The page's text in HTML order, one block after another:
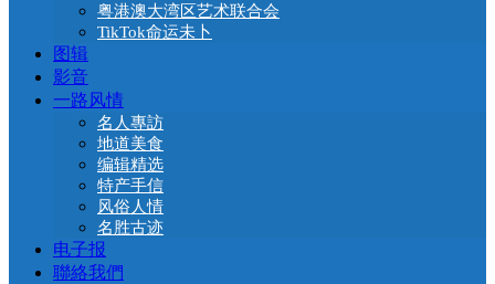
粤港澳大湾区艺术联合会
TikTok命运未卜
图辑
影音
一路风情
名人專訪
地道美食
编辑精选
特产手信
风俗人情
名胜古迹
电子报
聯絡我們